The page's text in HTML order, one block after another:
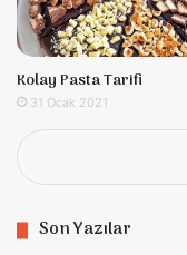
Kolay Pasta Tarifi
31 Ocak 2021
Son Yazılar